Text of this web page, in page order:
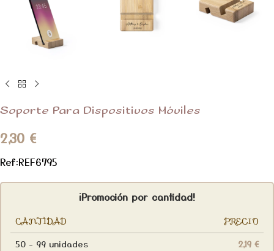
Soporte Para Dispositivos Móviles
2,30 €
Ref:REF6795
¡Promoción por cantidad!
CANTIDAD PRECIO
50 - 99 unidades 2,19 €